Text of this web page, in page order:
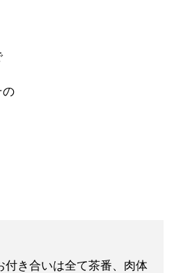
の
付き合いは全て茶番、肉体